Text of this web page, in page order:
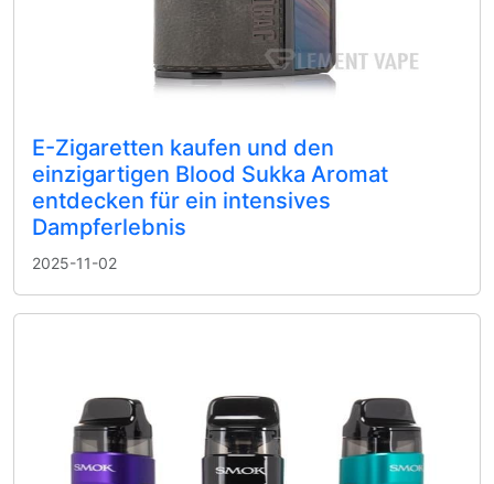
E-Zigaretten kaufen und den
einzigartigen Blood Sukka Aromat
entdecken für ein intensives
Dampferlebnis
2025-11-02